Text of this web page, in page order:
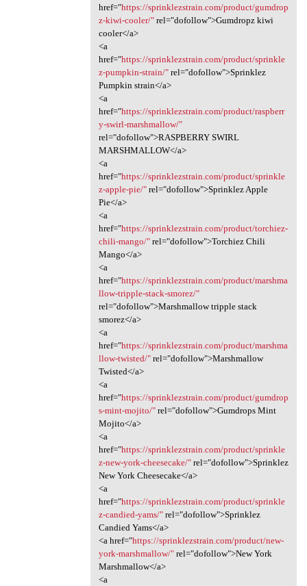
href="https://sprinklezstrain.com/product/gumdrop
z-kiwi-cooler/"rel="dofollow">Gumdropz kiwi
cooler</a>
<a
href="https://sprinklezstrain.com/product/sprinkle
z-pumpkin-strain/"rel="dofollow">Sprinklez
Pumpkin strain</a>
<a
href="https://sprinklezstrain.com/product/raspberr
y-swirl-marshmallow/"
rel="dofollow">RASPBERRY SWIRL
MARSHMALLOW</a>
<a
href="https://sprinklezstrain.com/product/sprinkle
z-apple-pie/"rel="dofollow">Sprinklez Apple
Pie</a>
<a
href="https://sprinklezstrain.com/product/torchiez-
chili-mango/"rel="dofollow">Torchiez Chili
Mango</a>
<a
href="https://sprinklezstrain.com/product/marshma
llow-tripple-stack-smorez/"
rel="dofollow">Marshmallow tripple stack
smorez</a>
<a
href="https://sprinklezstrain.com/product/marshma
llow-twisted/"rel="dofollow">Marshmallow
Twisted</a>
<a
href="https://sprinklezstrain.com/product/gumdrop
s-mint-mojito/"rel="dofollow">Gumdrops Mint
Mojito</a>
<a
href="https://sprinklezstrain.com/product/sprinkle
z-new-york-cheesecake/"rel="dofollow">Sprinklez
New York Cheesecake</a>
<a
href="https://sprinklezstrain.com/product/sprinkle
z-candied-yams/"rel="dofollow">Sprinklez
Candied Yams</a>
<a href="https://sprinklezstrain.com/product/new-
york-marshmallow/"rel="dofollow">New York
Marshmallow</a>
<a